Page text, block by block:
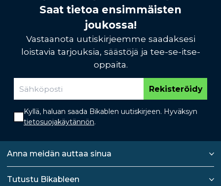
Saat tietoa ensimmäisten
joukossa!
Vastaanota uutiskirjeemme saadaksesi
loistavia tarjouksia, säästöjä ja tee-se-itse-
oppaita.
Rekisteröidy
Kyllä, haluan saada Bikablen uutiskirjeen. Hyväksyn
tietosuojakäytännön.
Anna meidän auttaa sinua
Tutustu Bikableen